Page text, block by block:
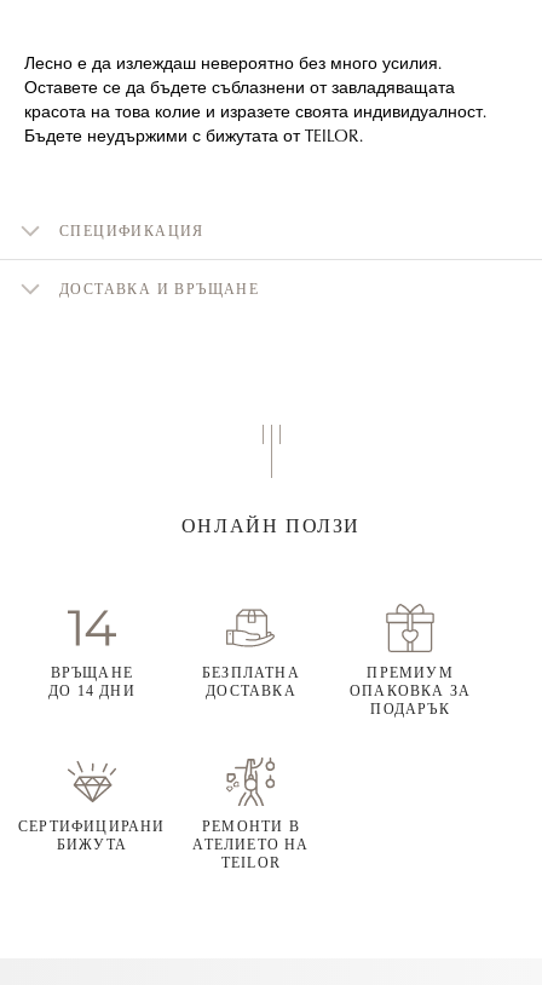
Лесно е да излеждаш невероятно без много усилия.
Оставете се да бъдете съблазнени от завладяващата
красота на това колие и изразете своята индивидуалност.
Бъдете неудържими с бижутата от TEILOR.
СПЕЦИФИКАЦИЯ
ДОСТАВКА И ВРЪЩАНЕ
ОНЛАЙН ПОЛЗИ
ВРЪЩАНЕ
ДО 14 ДНИ
БЕЗПЛАТНА
ДОСТАВКА
ПРЕМИУМ
ОПАКОВКА ЗА
ПОДАРЪК
СЕРТИФИЦИРАНИ
БИЖУТА
РЕМОНТИ В
АТЕЛИЕТО НА
TEILOR